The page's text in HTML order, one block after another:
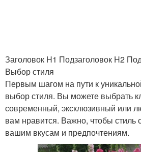
Заголовок H1 Подзаголовок H2
Выбор стиля
Первым шагом на пути к
выбор стиля. Вы можете выбрать
современный, эксклюзивный или
вам нравится. Важно, чтобы стиль
вашим вкусам и предпочтениям.